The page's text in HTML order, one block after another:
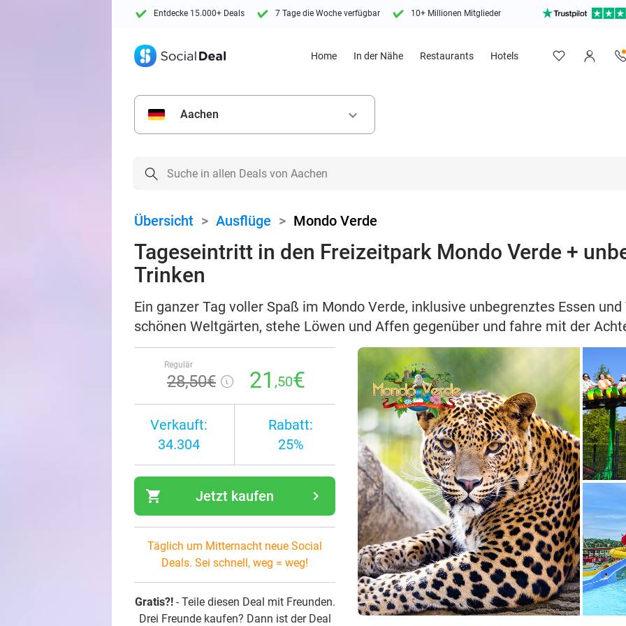
Entdecke 15.000+ Deals 7 Tage die Woche verfügbar 10+ Millionen Mitglieder
Home In der Nähe Restaurants Hotels
Aachen keyboard_arrow_down
Übersicht > Ausflüge > Mondo Verde
Tageseintritt in den Freizeitpark Mondo Verde +
Trinken
Ein ganzer Tag voller Spaß im Mondo Verde, inklusive unbegrenztes Essen
schönen Weltgärten, stehe Löwen und Affen gegenüber und fahre mit der
Regulär
28,50€ 21 ,50€
Verkauft:
34.304
Rabatt:
25%
shopping_cart navigate_next
Jetzt kaufen
Täglich um Mitternacht neue Social
Deals. Sei schnell, weg = weg!
Gratis?!- Teile diesen Deal mit Freunden.
Drei Freunde kaufen? Dann ist der Deal